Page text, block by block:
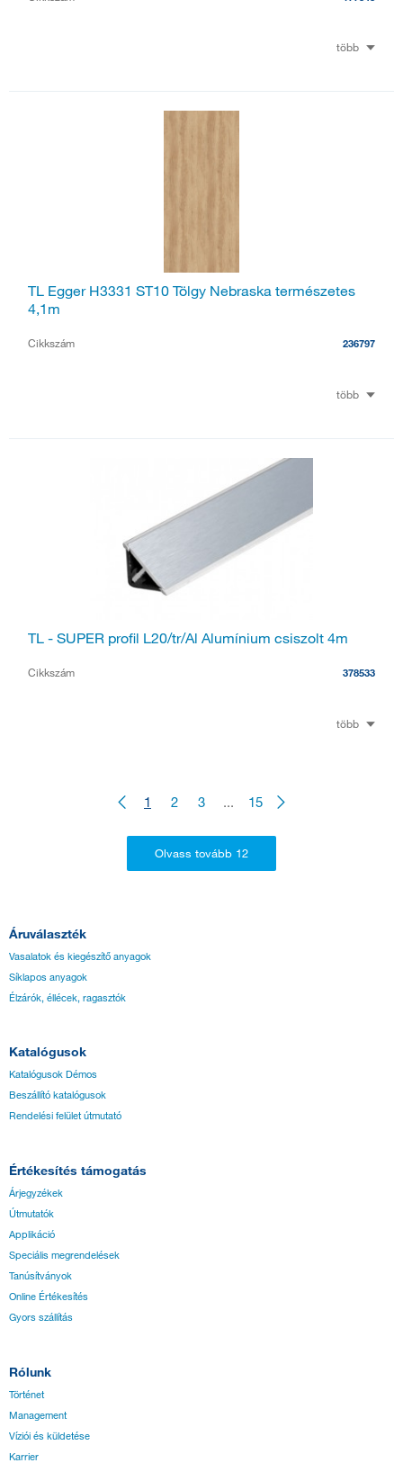
több
TL Egger H3331 ST10 Tölgy Nebraska természetes
4,1m
Cikkszám 236797
több
TL - SUPER profil L20/tr/Al Alumínium csiszolt 4m
Cikkszám 378533
több
1 2 3 ... 15
Áruválaszték
Vasalatok és kiegészítő anyagok
Síklapos anyagok
Élzárók, éllécek, ragasztók
Katalógusok
Katalógusok Démos
Beszállító katalógusok
Rendelési felület útmutató
Értékesítés támogatás
Árjegyzékek
Útmutatók
Applikáció
Speciális megrendelések
Tanúsítványok
Online Értékesítés
Gyors szállítás
Rólunk
Történet
Management
Víziói és küldetése
Karrier